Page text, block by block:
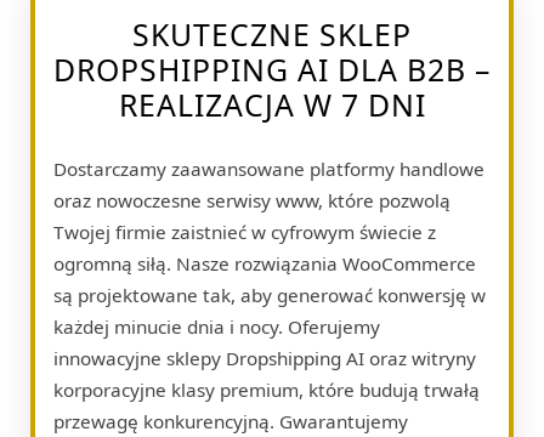
SKUTECZNE SKLEP
DROPSHIPPING AI DLA B2B –
REALIZACJA W 7 DNI
Dostarczamy zaawansowane platformy handlowe
oraz nowoczesne serwisy www, które pozwolą
Twojej firmie zaistnieć w cyfrowym świecie z
ogromną siłą. Nasze rozwiązania WooCommerce
są projektowane tak, aby generować konwersję w
każdej minucie dnia i nocy. Oferujemy
innowacyjne sklepy Dropshipping AI oraz witryny
korporacyjne klasy premium, które budują trwałą
przewagę konkurencyjną. Gwarantujemy